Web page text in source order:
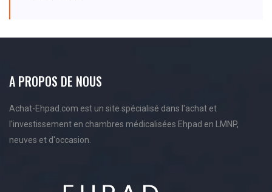
A PROPOS DE NOUS
Achat-Ehpad.com est un site spécialisé dans l'achat et
l'investissement en chambres médicalisées Ehpad en LMNP,
neuves et d'occasion.